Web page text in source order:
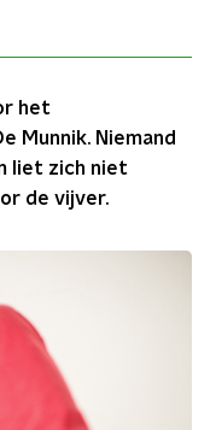
het
Munnik. Niemand
liet zich niet
de vijver.